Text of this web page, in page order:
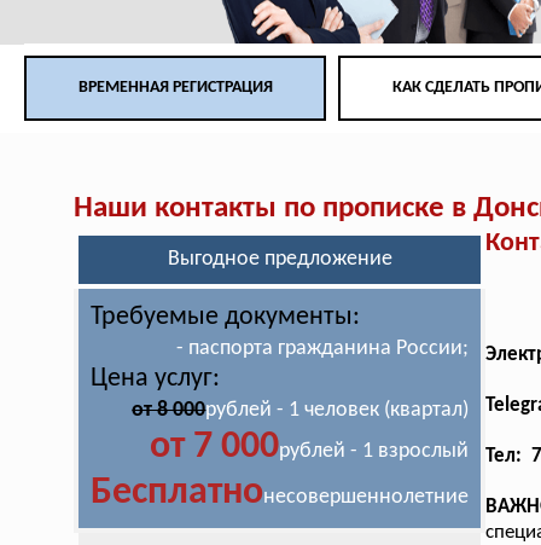
ВРЕМЕННАЯ РЕГИСТРАЦИЯ КАК СДЕЛАТЬ
Наши контакты по прописке в
Выгодное предложение
Требуемые документы:
- паспорта гражданина России;
Цена услуг:
от 8 000рублей - 1 человек (квартал)
от 7 000рублей - 1 взрослый
Бесплатнонесовершеннолетние
Тел: